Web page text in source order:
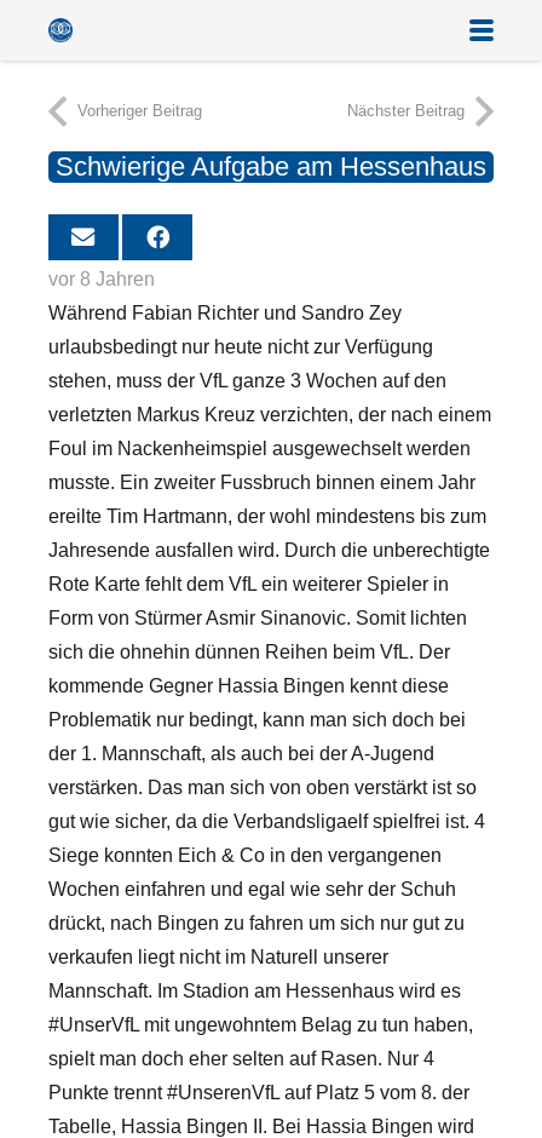
Vorheriger Beitrag Nächster Beitrag
Schwierige Aufgabe am Hessenhaus
vor 8 Jahren
Während Fabian Richter und Sandro Zey
urlaubsbedingt nur heute nicht zur Verfügung
stehen, muss der VfL ganze 3 Wochen auf den
verletzten Markus Kreuz verzichten, der nach einem
Foul im Nackenheimspiel ausgewechselt werden
musste. Ein zweiter Fussbruch binnen einem Jahr
ereilte Tim Hartmann, der wohl mindestens bis zum
Jahresende ausfallen wird. Durch die unberechtigte
Rote Karte fehlt dem VfL ein weiterer Spieler in
Form von Stürmer Asmir Sinanovic. Somit lichten
sich die ohnehin dünnen Reihen beim VfL. Der
kommende Gegner Hassia Bingen kennt diese
Problematik nur bedingt, kann man sich doch bei
der 1. Mannschaft, als auch bei der A-Jugend
verstärken. Das man sich von oben verstärkt ist so
gut wie sicher, da die Verbandsligaelf spielfrei ist. 4
Siege konnten Eich & Co in den vergangenen
Wochen einfahren und egal wie sehr der Schuh
drückt, nach Bingen zu fahren um sich nur gut zu
verkaufen liegt nicht im Naturell unserer
Mannschaft. Im Stadion am Hessenhaus wird es
#UnserVfL mit ungewohntem Belag zu tun haben,
spielt man doch eher selten auf Rasen. Nur 4
Punkte trennt #UnserenVfL auf Platz 5 vom 8. der
Tabelle, Hassia Bingen II. Bei Hassia Bingen wird